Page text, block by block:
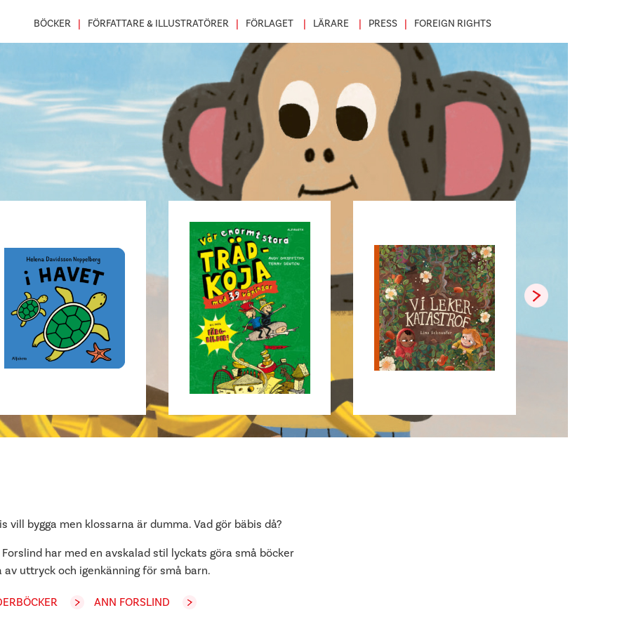
BÖCKER FÖRFATTARE & ILLUSTRATÖRER FÖRLAGET LÄRARE PRESS FOREIGN RIGHTS
vill bygga men klossarna är dumma. Vad gör bäbis då?
Forslind har med en avskalad stil lyckats göra små böcker
av uttryck och igenkänning för små barn.
ANN FORSLIND